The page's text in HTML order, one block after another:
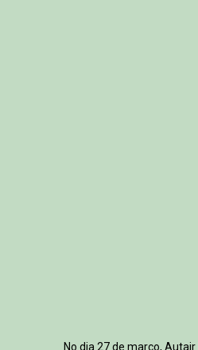
No dia 27 de março,